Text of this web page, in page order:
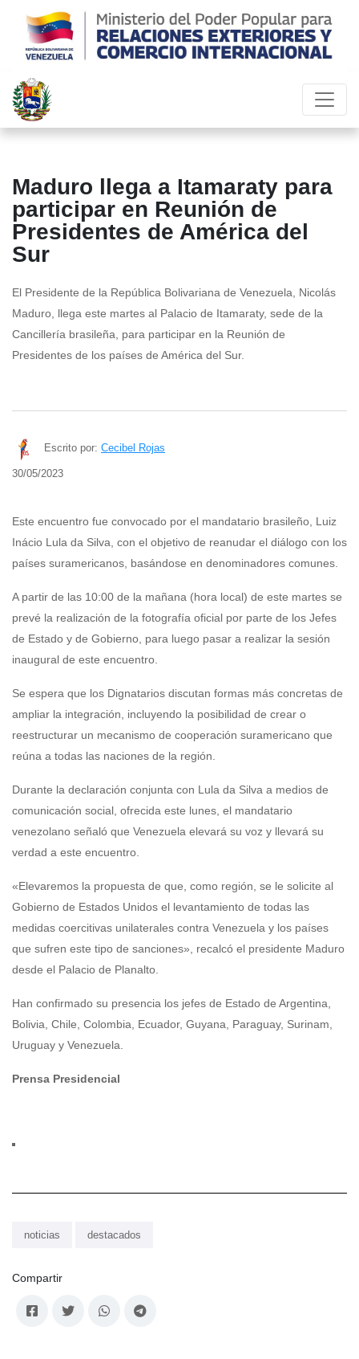
Maduro llega a Itamaraty para
participar en Reunión de
Presidentes de América del
Sur
El Presidente de la República Bolivariana de Venezuela, Nicolás
Maduro, llega este martes al Palacio de Itamaraty, sede de la
Cancillería brasileña, para participar en la Reunión de
Presidentes de los países de América del Sur.
Escrito por: Cecibel Rojas
30/05/2023
Este encuentro fue convocado por el mandatario brasileño, Luiz
Inácio Lula da Silva, con el objetivo de reanudar el diálogo con los
países suramericanos, basándose en denominadores comunes.
A partir de las 10:00 de la mañana (hora local) de este martes se
prevé la realización de la fotografía oficial por parte de los Jefes
de Estado y de Gobierno, para luego pasar a realizar la sesión
inaugural de este encuentro.
Se espera que los Dignatarios discutan formas más concretas de
ampliar la integración, incluyendo la posibilidad de crear o
reestructurar un mecanismo de cooperación suramericano que
reúna a todas las naciones de la región.
Durante la declaración conjunta con Lula da Silva a medios de
comunicación social, ofrecida este lunes, el mandatario
venezolano señaló que Venezuela elevará su voz y llevará su
verdad a este encuentro.
«Elevaremos la propuesta de que, como región, se le solicite al
Gobierno de Estados Unidos el levantamiento de todas las
medidas coercitivas unilaterales contra Venezuela y los países
que sufren este tipo de sanciones», recalcó el presidente Maduro
desde el Palacio de Planalto.
Han confirmado su presencia los jefes de Estado de Argentina,
Bolivia, Chile, Colombia, Ecuador, Guyana, Paraguay, Surinam,
Uruguay y Venezuela.
Prensa Presidencial
noticias destacados
Compartir